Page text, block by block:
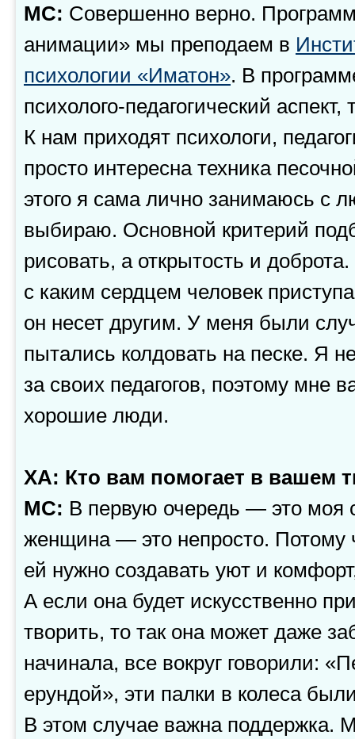
МС: Совершенно верно.
анимации» мы преподаем в
психологии «Иматон». В
психолого-педагогический
К нам приходят психологи,
просто интересна техника
этого я сама лично занимаюсь с
выбираю. Основной критерий
рисовать, а открытость и
с каким сердцем человек
он несет другим. У меня были
пытались колдовать на песке. Я
за своих педагогов, поэтому мне
хорошие люди.
ХА: Кто вам помогает в вашем
МС: В первую очередь — это моя
женщина — это непросто.
ей нужно создавать уют и
А если она будет искусственно
творить, то так она может даже
начинала, все вокруг говорили:
ерундой», эти палки в колеса
В этом случае важна поддержка.